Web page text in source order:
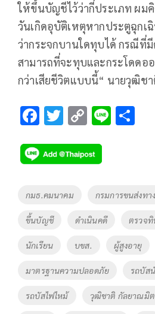
ให้ขึ้นบัญชีไว้ว่ากี่ประเภท ผม
วันเกิดอุบัติเหตุหากประตูฉุกเ
ว่ากระจกบานใดทุบได้ กรณีที่
สามารถที่จะทุบและกระโดดอ
กว่าเสียชีวิตแบบนี้“ นายวุฒิชา
F
e
b
o
o
k
T
tt
er
C
p
y
Li
n
k
Li
Tags
กมธ.คมนาคม กรมการขนส่งทา
ขึ้นบัญชี ดำเนินคดี ตรวจ
นักเรียน บขส. ผู้สูงอายุ
มาตรฐานความปลอดภัย รถบัส
รถบัสไฟไหม้ วุฒิชาติ กัลยาณมิ